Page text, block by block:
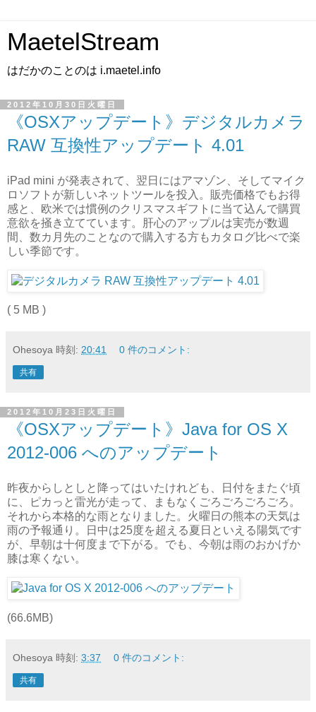
MaetelStream
はだかのことのは i.maetel.info
2012年10月30日火曜日
《OSXアップデート》デジタルカメラ
RAW 互換性アップデート 4.01
iPad mini が発表されて、翌日にはアマゾン、そしてマイク
ロソフトが新しいネットツールを投入。販売価格でもお得
感と、欧米では慣例のクリスマスギフトに当て込んで購買
意欲を掻き立てています。肝心のアップルは実売が数週
間、数カ月先のことなので購入する方もカタログ比べで楽
しい季節です。
( 5 MB )
Ohesoya 時刻: 20:41 0 件のコメント:
共有
2012年10月23日火曜日
《OSXアップデート》Java for OS X
2012-006 へのアップデート
昨夜からしとしと降ってはいたけれども、日付をまたぐ頃
に、ピカっと雷光が走って、まもなくごろごろごろごろ。
それから本格的な雨となりました。火曜日の熊本の天気は
雨の予報通り。日中は25度を超える夏日といえる陽気です
が、早朝は十何度まで下がる。でも、今朝は雨のおかげか
膝は寒くない。
(66.6MB)
Ohesoya 時刻: 3:37 0 件のコメント:
共有